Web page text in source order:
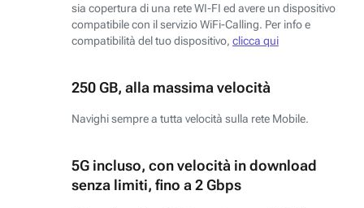
sia copertura di una rete WI-FI ed avere un dispositivo
compatibile con il servizio WiFi-Calling. Per info e
compatibilità del tuo dispositivo, clicca qui
250 GB, alla massima velocità
Navighi sempre a tutta velocità sulla rete Mobile.
5G incluso, con velocità in download
senza limiti, fino a 2 Gbps